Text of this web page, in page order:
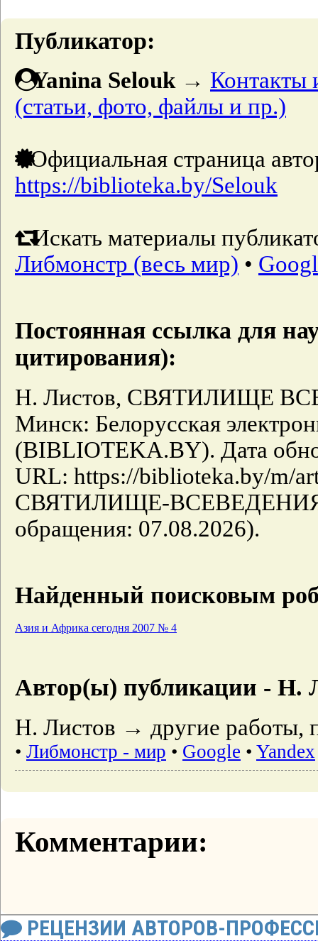
Публикатор:
Yanina Selouk→ Контакты
(статьи, фото, файлы и пр.)
Официальная страница
https://biblioteka.by/Selouk
Искать материалы
Либмонстр (весь мир) •
Постоянная ссылка для
цитирования):
Н. Листов, СВЯТИЛИЩЕ
Минск: Белорусская
(BIBLIOTEKA.BY). Дата
URL: https://biblioteka.by/m/
СВЯТИЛИЩЕ-
обращения: 07.08.2026).
Найденный поисковым
Азия и Африка сегодня 2007 № 4
Автор(ы) публикации - Н.
Н. Листов → другие работы,
• Либмонстр - мир • Google • Yandex
Комментарии:
РЕЦЕНЗИИ АВТОРОВ-